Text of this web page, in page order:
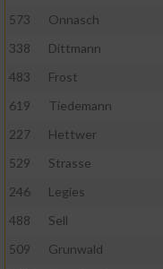
573
Onnasch
338
Dittmann
483
Frost
619
Tiedemann
227
Hettwer
529
Strasse
246
Legies
488
Sell
509
Grunwald
Verwendung
von Inhalten
IAB-Besonderheiten:
Verwendung
Geräte anhand von
Notwendig